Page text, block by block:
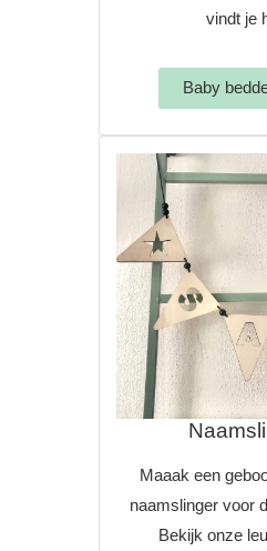
vindt je
Baby
Maaak een
naamslinger voor
Bekijk onze